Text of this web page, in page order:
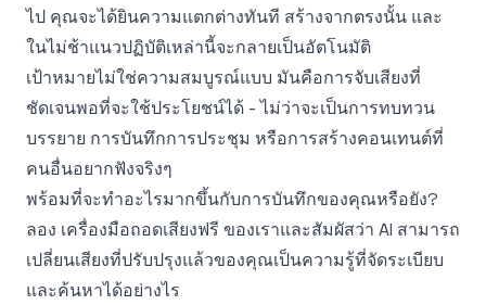
ไป คุณจะได้ยินความแตกต่างทันที สร้างจากตรงนั้น และ
ในไม่ช้าแนวปฏิบัติเหล่านี้จะกลายเป็นอัตโนมัติ
เป้าหมายไม่ใช่ความสมบูรณ์แบบ มันคือการจับเสียงที่
ชัดเจนพอที่จะใช้ประโยชน์ได้ - ไม่ว่าจะเป็นการทบทวน
บรรยาย การบันทึกการประชุม หรือการสร้างคอนเทนต์ที่
คนอื่นอยากฟังจริงๆ
พร้อมที่จะทำอะไรมากขึ้นกับการบันทึกของคุณหรือยัง?
ลอง เครื่องมือถอดเสียงฟรี ของเราและสัมผัสว่า AI สามารถ
เปลี่ยนเสียงที่ปรับปรุงแล้วของคุณเป็นความรู้ที่จัดระเบียบ
และค้นหาได้อย่างไร